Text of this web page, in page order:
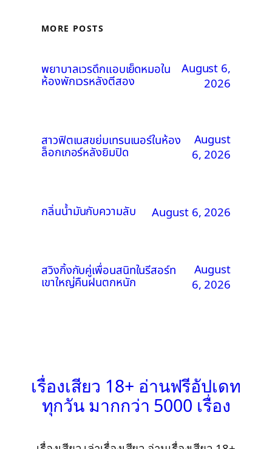
MORE POSTS
พยาบาลเวรดึกแอบเย็ดหมอใน
ห้องพักเวรหลังตีสอง
August 6,
2026
สาวฟิตเนสขย่มเทรนเนอร์ในห้อง
ล็อกเกอร์หลังยิมปิด
August
6, 2026
กลิ่นน้ำมันกับความลับ August 6, 2026
สวิงกิ้งกับคู่เพื่อนสนิทในรีสอร์ท
เขาใหญ่คืนฝนตกหนัก
August
6, 2026
เรื่องเสียว 18+ อ่านฟรีอัปเดท
ทุกวัน มากกว่า 5000 เรื่อง